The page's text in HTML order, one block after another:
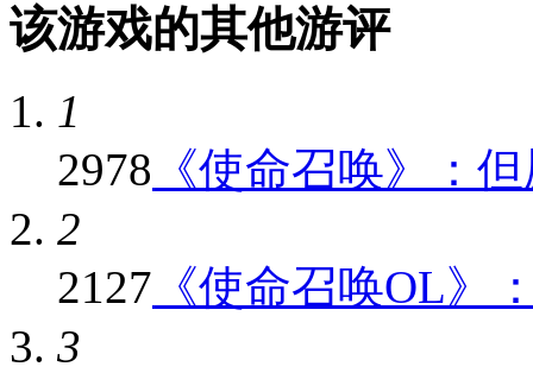
该游戏的其他游评
1
2978 《使命召唤》：
2
2127 《使命召唤OL》
3